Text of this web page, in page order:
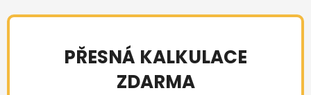
PŘESNÁ KALKULACE
ZDARMA